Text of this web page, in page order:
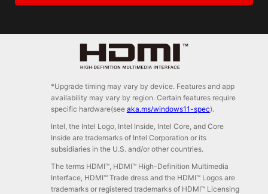
*Upgrade timing may vary by device. Features and app
availability may vary by region. Certain features require
specific hardware(see aka.ms/windows11-spec).
Intel, the Intel Logo, Intel Inside, Intel Core, and Core
Inside are trademarks of Intel Corporation or its
subsidiaries in the U.S. and/or other countries.
The terms HDMI™, HDMI™ High-Definition Multimedia
Interface, HDMI™ Trade dress and the HDMI™ Logos are
trademarks or registered trademarks of HDMI™ Licensing